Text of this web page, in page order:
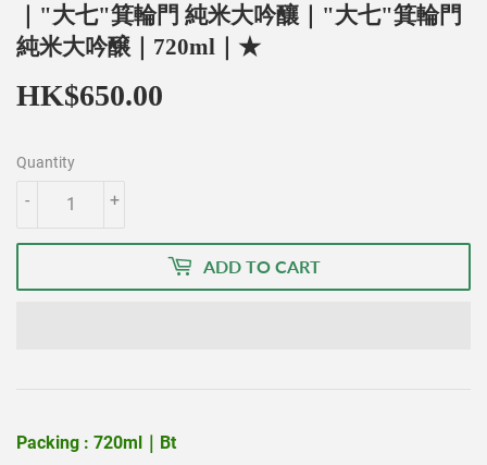
｜"大七"箕輪門 純米大吟釀｜"大七"箕輪門
純米大吟醸｜720ml｜★
HK$650.00
Quantity
+
-
ADD TO CART
Packing : 720ml｜Bt